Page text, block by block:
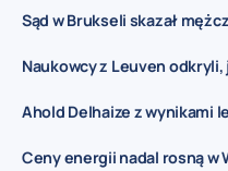
Sąd w Brukseli skazał
Naukowcy z Leuven
Ahold Delhaize z wynikami
Ceny energii nadal rosną w